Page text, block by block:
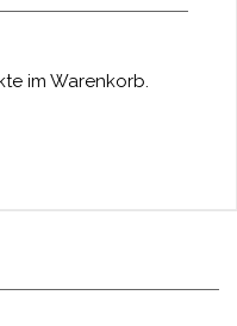
im Warenkorb.